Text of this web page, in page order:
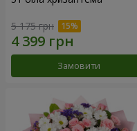
5 175 грн
Замовити